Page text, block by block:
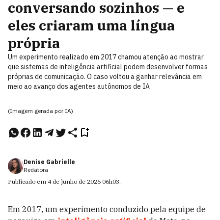
conversando sozinhos — e
eles criaram uma língua
própria
Um experimento realizado em 2017 chamou atenção ao mostrar
que sistemas de inteligência artificial podem desenvolver formas
próprias de comunicação. O caso voltou a ganhar relevância em
meio ao avanço dos agentes autônomos de IA
(Imagem gerada por IA)
Denise Gabrielle
Redatora
Publicado em 4 de junho de 2026 06h03.
Em 2017, um experimento conduzido pela equipe de